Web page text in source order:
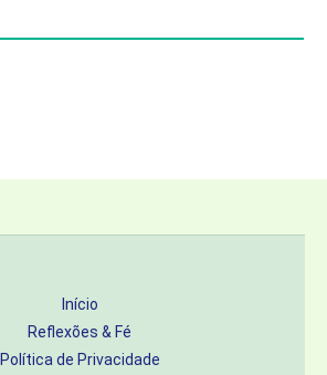
Início
Reflexões & Fé
Política de Privacidade